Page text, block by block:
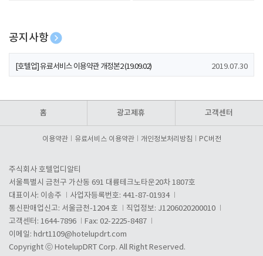
공지사항
[호텔업] 개인정보 처리방침 개정본1 (19.09.02)
[호텔업] 유료서비스 이용약관 개정본2 (19.09.02) 2019.07.30
홈 광고제휴 고객센터
이용약관 유료서비스 이용약관 개인정보처리방침 PC버전
주식회사 호텔업디알티
서울특별시 금천구 가산동 691 대륭테크노타운20차 1807호
대표이사: 이송주
사업자등록번호: 441-87-01934
통신판매업신고: 서울금천-1204 호
직업정보: J1206020200010
고객센터: 1644-7896
Fax: 02-2225-8487
이메일: hdrt1109@hotelupdrt.com
Copyright ⓒ HotelupDRT Corp. All Right Reserved.